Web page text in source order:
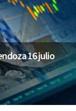
16 julio